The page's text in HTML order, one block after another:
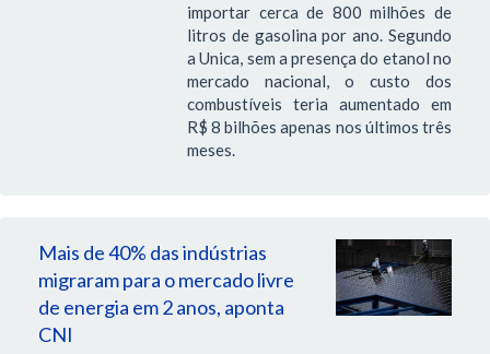
importar cerca de 800 milhões de
litros de gasolina por ano. Segundo
a Unica, sem a presença do etanol no
mercado nacional, o custo dos
combustíveis teria aumentado em
R$ 8 bilhões apenas nos últimos três
meses.
Mais de 40% das indústrias
migraram para o mercado livre
de energia em 2 anos, aponta
CNI